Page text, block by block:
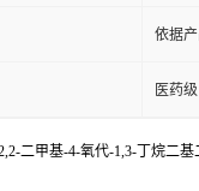
依据
医药级
二甲基-4-氧代-1,3-丁烷二基